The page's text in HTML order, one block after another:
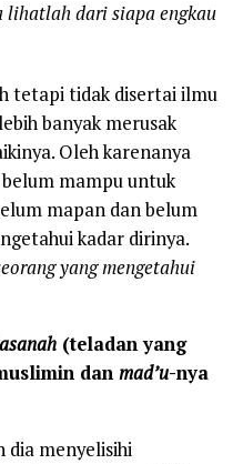
lihatlah dari siapa engkau
tidak disertai ilmu
banyak merusak
Oleh karenanya
mampu untuk
mapan dan belum
kadar dirinya.
yang mengetahui
(teladan yang
dan mad’u-nya
menyelisihi